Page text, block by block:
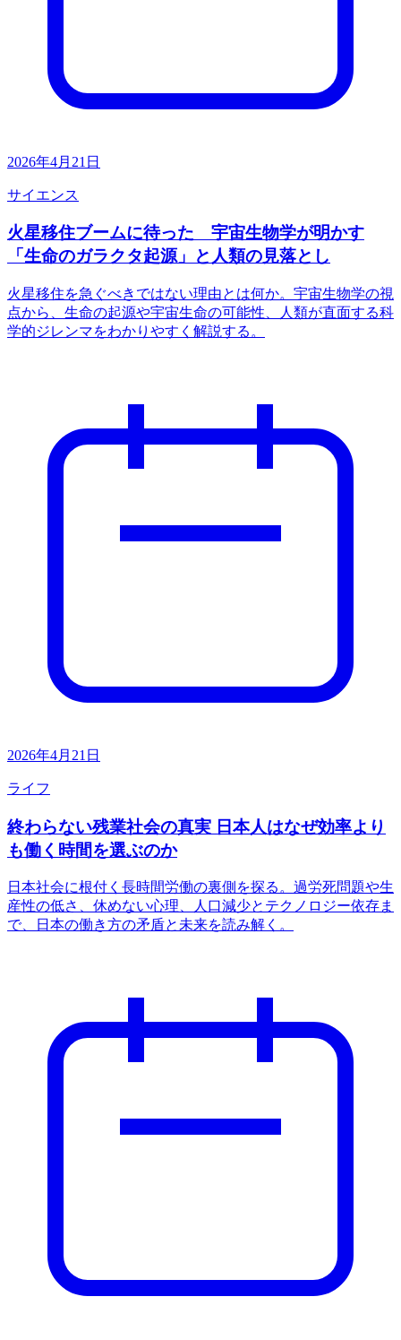
2026年4月21日
サイエンス
火星移住ブームに待った 宇宙生物学が明かす
「生命のガラクタ起源」と人類の見落とし
火星移住を急ぐべきではない理由とは何か。宇宙生物学の視
点から、生命の起源や宇宙生命の可能性、人類が直面する科
学的ジレンマをわかりやすく解説する。
2026年4月21日
ライフ
終わらない残業社会の真実 日本人はなぜ効率より
も働く時間を選ぶのか
日本社会に根付く長時間労働の裏側を探る。過労死問題や生
産性の低さ、休めない心理、人口減少とテクノロジー依存ま
で、日本の働き方の矛盾と未来を読み解く。